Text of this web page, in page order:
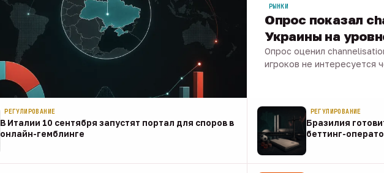
РЫНКИ
Опрос показал
Украины на
Опрос оценил
игроков не интересуется
РЕГУЛИРОВАНИЕ
В Италии 10 сентября запустят портал для споров в
онлайн-гемблинге
РЕГУЛИРОВАНИЕ
Бразилия
беттинг-
07 авг